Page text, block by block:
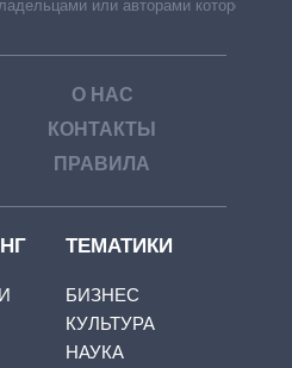
или авторами которой
О НАС
КОНТАКТЫ
ПРАВИЛА
ТЕМАТИКИ
БИЗНЕС
КУЛЬТУРА
НАУКА